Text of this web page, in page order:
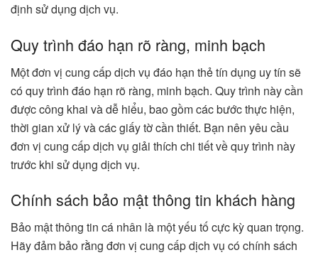
định sử dụng dịch vụ.
Quy trình đáo hạn rõ ràng, minh bạch
Một đơn vị cung cấp dịch vụ đáo hạn thẻ tín dụng uy tín sẽ
có quy trình đáo hạn rõ ràng, minh bạch. Quy trình này cần
được công khai và dễ hiểu, bao gồm các bước thực hiện,
thời gian xử lý và các giấy tờ cần thiết. Bạn nên yêu cầu
đơn vị cung cấp dịch vụ giải thích chi tiết về quy trình này
trước khi sử dụng dịch vụ.
Chính sách bảo mật thông tin khách hàng
Bảo mật thông tin cá nhân là một yếu tố cực kỳ quan trọng.
Hãy đảm bảo rằng đơn vị cung cấp dịch vụ có chính sách